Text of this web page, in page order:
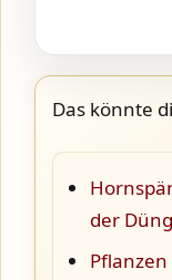
Das könnte
der